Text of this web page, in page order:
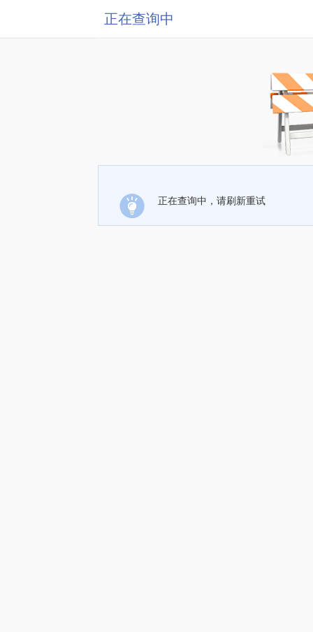
正在查询中
正在查询中，请刷新重试